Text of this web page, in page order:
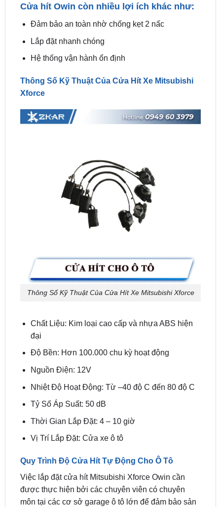
Cửa hít Owin còn nhiều lợi ích khác như:
Đảm bảo an toàn nhờ chống kẹt 2 nấc
Lắp đặt nhanh chóng
Hệ thống vận hành ổn định
Thông Số Kỹ Thuật Của Cửa Hít Xe Mitsubishi
Xforce
Thông Số Kỹ Thuật Của Cửa Hít Xe Mitsubishi Xforce
Chất Liệu: Kim loại cao cấp và nhựa ABS hiện
đại
Độ Bền: Hơn 100.000 chu kỳ hoạt động
Nguồn Điện: 12V
Nhiệt Độ Hoạt Động: Từ –40 độ C đến 80 độ C
Tỷ Số Áp Suất: 50 dB
Thời Gian Lắp Đặt: 4 – 10 giờ
Vị Trí Lắp Đặt: Cửa xe ô tô
Quy Trình Độ Cửa Hít Tự Động Cho Ô Tô
Việc lắp đặt cửa hít Mitsubishi Xforce Owin cần
được thực hiện bởi các chuyên viên có chuyên
môn tại các cơ sở garage ô tô lớn để đảm bảo sản